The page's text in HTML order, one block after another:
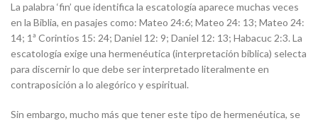
La palabra ‘fin’ que identifica la escatología aparece muchas veces
en la Biblia, en pasajes como: Mateo 24:6; Mateo 24: 13; Mateo 24:
14; 1ª Corintios 15: 24; Daniel 12: 9; Daniel 12: 13; Habacuc 2:3. La
escatología exige una hermenéutica (interpretación bíblica) selecta
para discernir lo que debe ser interpretado literalmente en
contraposición a lo alegórico y espiritual.
Sin embargo, mucho más que tener este tipo de hermenéutica, se